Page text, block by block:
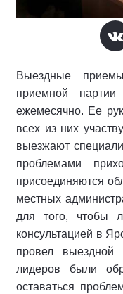
Выездные
приемной
ежемесячно. Ее
всех из них
выезжают
проблемами
присоединяются
местных
для того, чтобы
консультацией в
провел
лидеров были
оставаться